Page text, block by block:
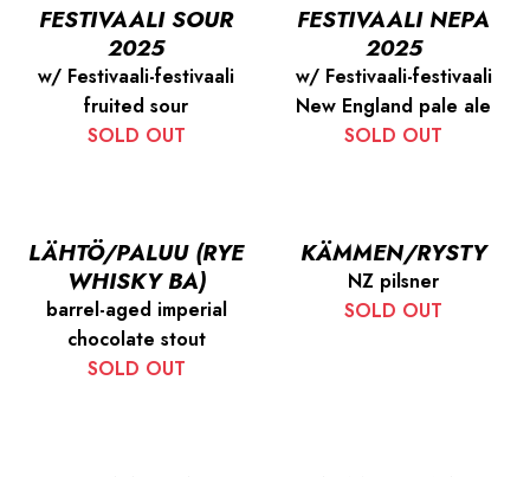
FESTIVAALI SOUR
2025
w/ Festivaali-festivaali
fruited sour
SOLD OUT
FESTIVAALI NEPA
2025
w/ Festivaali-festivaali
New England pale ale
SOLD OUT
LÄHTÖ/PALUU (RYE
WHISKY BA)
barrel-aged imperial
chocolate stout
SOLD OUT
KÄMMEN/RYSTY
NZ pilsner
SOLD OUT